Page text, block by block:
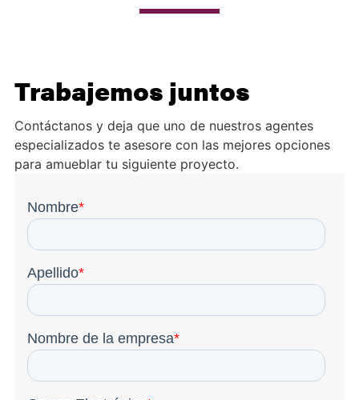
Trabajemos juntos
Contáctanos y deja que uno de nuestros agentes
especializados te asesore con las mejores opciones
para amueblar tu siguiente proyecto.